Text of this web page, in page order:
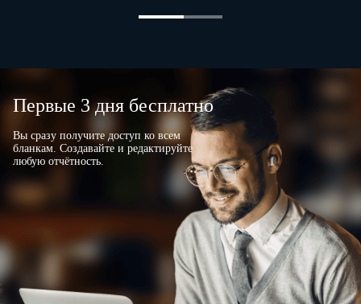
Первые 3 дня бесплатно
Вы сразу получите доступ ко всем
бланкам. Создавайте и редактируйте
любую отчётность.